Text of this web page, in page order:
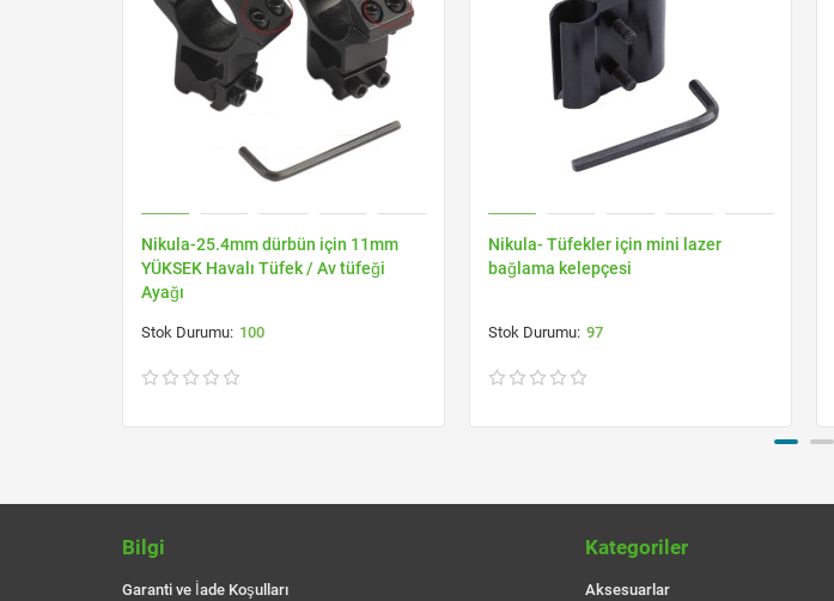
Nikula-25.4mm dürbün için 11mm
YÜKSEK Havalı Tüfek / Av tüfeği
Ayağı
100
Nikula- Tüfekler için mini lazer
bağlama kelepçesi
97
Bilgi
Garanti ve İade Koşulları
Kategoriler
Aksesuarlar